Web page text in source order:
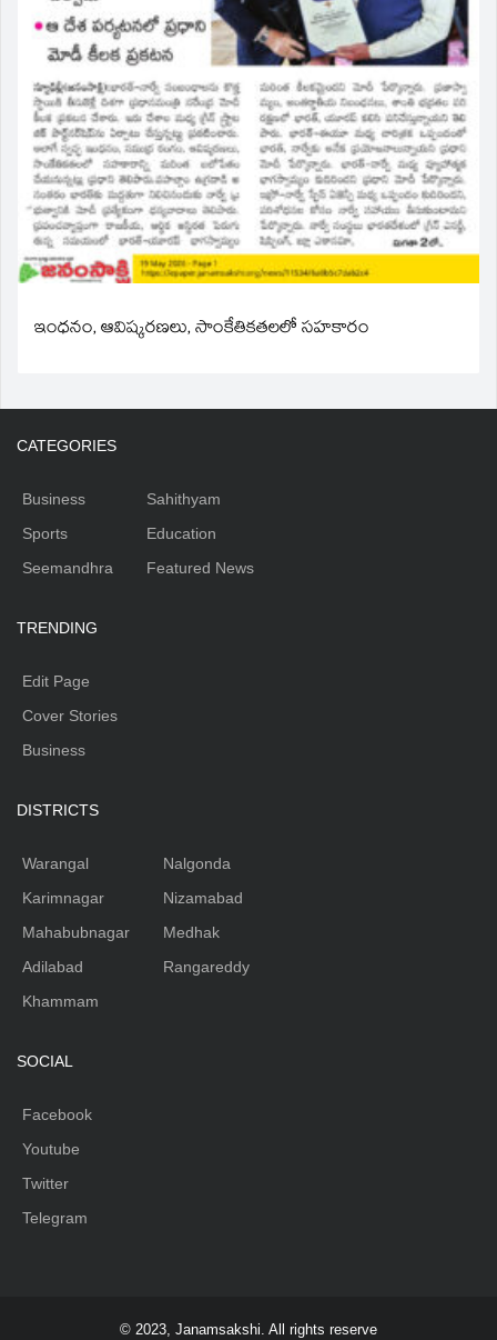
ఇంధనం, ఆవిష్కరణలు, సాంకేతికతలలో సహకారం
CATEGORIES
Business
Sports
Seemandhra
Sahithyam
Education
Featured News
TRENDING
Edit Page
Cover Stories
Business
DISTRICTS
Warangal
Karimnagar
Mahabubnagar
Adilabad
Khammam
Nalgonda
Nizamabad
Medhak
Rangareddy
SOCIAL
Facebook
Youtube
Twitter
Telegram
© 2023, Janamsakshi. All rights reserve